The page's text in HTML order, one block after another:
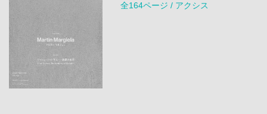
全164ページ / アクシス